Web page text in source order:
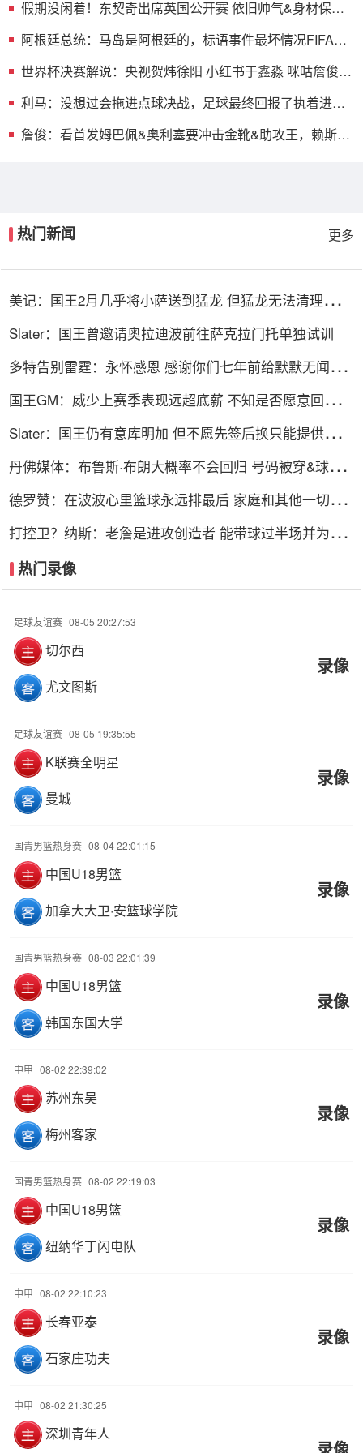
假期没闲着！东契奇出席英国公开赛 依旧帅气&身材保持
阿根廷总统：马岛是阿根廷的，标语事件最坏情况FIFA罚
世界杯决赛解说：央视贺炜徐阳 小红书于鑫淼 咪咕詹俊张
利马：没想过会拖进点球决战，足球最终回报了执着进攻
詹俊：看首发姆巴佩&奥利塞要冲击金靴&助攻王，赖斯居
热门新闻 更多
美记：国王2月几乎将小萨送到猛龙 但猛龙无法清理珀尔
Slater：国王曾邀请奥拉迪波前往萨克拉门托单独试训
多特告别雷霆：永怀感恩 感谢你们七年前给默默无闻的
国王GM：威少上赛季表现远超底薪 不知是否愿意回归扮
Slater：国王仍有意库明加 但不愿先签后换只能提供底薪
丹佛媒体：布鲁斯·布朗大概率不会回归 号码被穿&球队
德罗赞：在波波心里篮球永远排最后 家庭和其他一切都
打控卫？纳斯：老詹是进攻创造者 能带球过半场并为队
热门录像
足球友谊赛 08-05 20:27:53
切尔西
尤文图斯
录像
足球友谊赛 08-05 19:35:55
K联赛全明星
曼城
录像
国青男篮热身赛 08-04 22:01:15
中国U18男篮
加拿大大卫·安篮球学院
录像
国青男篮热身赛 08-03 22:01:39
中国U18男篮
韩国东国大学
录像
中甲 08-02 22:39:02
苏州东吴
梅州客家
录像
国青男篮热身赛 08-02 22:19:03
中国U18男篮
纽纳华丁闪电队
录像
中甲 08-02 22:10:23
长春亚泰
石家庄功夫
录像
中甲 08-02 21:30:25
深圳青年人